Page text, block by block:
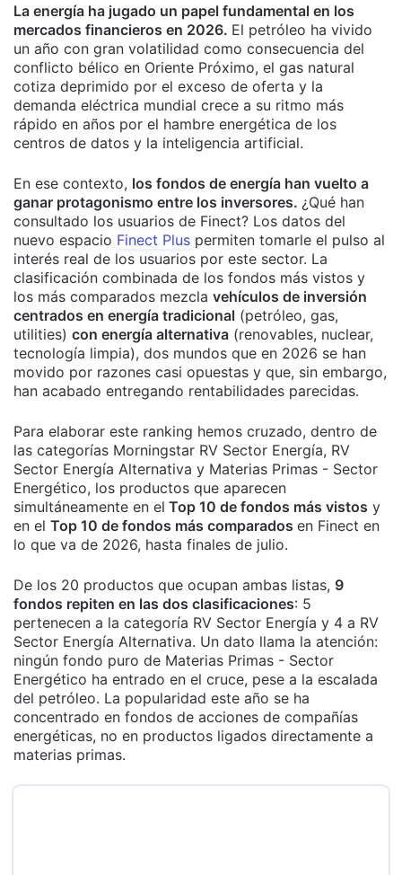
La energía ha jugado un papel fundamental en los
mercados financieros en 2026. El petróleo ha vivido
un año con gran volatilidad como consecuencia del
conflicto bélico en Oriente Próximo, el gas natural
cotiza deprimido por el exceso de oferta y la
demanda eléctrica mundial crece a su ritmo más
rápido en años por el hambre energética de los
centros de datos y la inteligencia artificial.
En ese contexto, los fondos de energía han vuelto a
ganar protagonismo entre los inversores. ¿Qué han
consultado los usuarios de Finect? Los datos del
nuevo espacio Finect Plus permiten tomarle el pulso al
interés real de los usuarios por este sector. La
clasificación combinada de los fondos más vistos y
los más comparados mezcla vehículos de inversión
centrados en energía tradicional (petróleo, gas,
utilities) con energía alternativa (renovables, nuclear,
tecnología limpia), dos mundos que en 2026 se han
movido por razones casi opuestas y que, sin embargo,
han acabado entregando rentabilidades parecidas.
Para elaborar este ranking hemos cruzado, dentro de
las categorías Morningstar RV Sector Energía, RV
Sector Energía Alternativa y Materias Primas - Sector
Energético, los productos que aparecen
simultáneamente en el Top 10 de fondos más vistos y
en el Top 10 de fondos más comparados en Finect en
lo que va de 2026, hasta finales de julio.
De los 20 productos que ocupan ambas listas, 9
fondos repiten en las dos clasificaciones: 5
pertenecen a la categoría RV Sector Energía y 4 a RV
Sector Energía Alternativa. Un dato llama la atención:
ningún fondo puro de Materias Primas - Sector
Energético ha entrado en el cruce, pese a la escalada
del petróleo. La popularidad este año se ha
concentrado en fondos de acciones de compañías
energéticas, no en productos ligados directamente a
materias primas.